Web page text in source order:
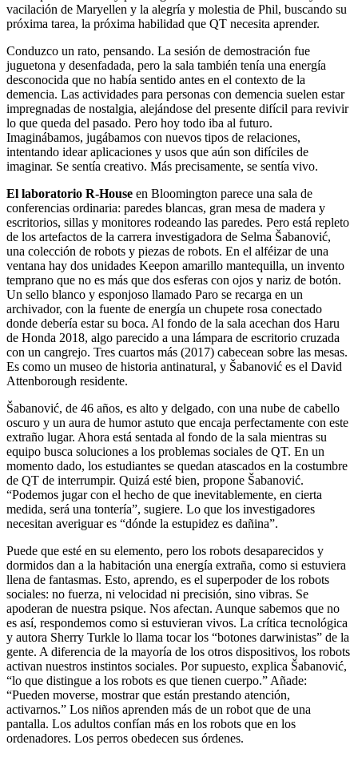
vacilación de Maryellen y la alegría y molestia de Phil, buscando su
próxima tarea, la próxima habilidad que QT necesita aprender.
Conduzco un rato, pensando. La sesión de demostración fue
juguetona y desenfadada, pero la sala también tenía una energía
desconocida que no había sentido antes en el contexto de la
demencia. Las actividades para personas con demencia suelen estar
impregnadas de nostalgia, alejándose del presente difícil para revivir
lo que queda del pasado. Pero hoy todo iba al futuro.
Imaginábamos, jugábamos con nuevos tipos de relaciones,
intentando idear aplicaciones y usos que aún son difíciles de
imaginar. Se sentía creativo. Más precisamente, se sentía vivo.
El laboratorio R-House en Bloomington parece una sala de
conferencias ordinaria: paredes blancas, gran mesa de madera y
escritorios, sillas y monitores rodeando las paredes. Pero está repleto
de los artefactos de la carrera investigadora de Selma Šabanović,
una colección de robots y piezas de robots. En el alféizar de una
ventana hay dos unidades Keepon amarillo mantequilla, un invento
temprano que no es más que dos esferas con ojos y nariz de botón.
Un sello blanco y esponjoso llamado Paro se recarga en un
archivador, con la fuente de energía un chupete rosa conectado
donde debería estar su boca. Al fondo de la sala acechan dos Haru
de Honda 2018, algo parecido a una lámpara de escritorio cruzada
con un cangrejo. Tres cuartos más (2017) cabecean sobre las mesas.
Es como un museo de historia antinatural, y Šabanović es el David
Attenborough residente.
Šabanović, de 46 años, es alto y delgado, con una nube de cabello
oscuro y un aura de humor astuto que encaja perfectamente con este
extraño lugar. Ahora está sentada al fondo de la sala mientras su
equipo busca soluciones a los problemas sociales de QT. En un
momento dado, los estudiantes se quedan atascados en la costumbre
de QT de interrumpir. Quizá esté bien, propone Šabanović.
“Podemos jugar con el hecho de que inevitablemente, en cierta
medida, será una tontería”, sugiere. Lo que los investigadores
necesitan averiguar es “dónde la estupidez es dañina”.
Puede que esté en su elemento, pero los robots desaparecidos y
dormidos dan a la habitación una energía extraña, como si estuviera
llena de fantasmas. Esto, aprendo, es el superpoder de los robots
sociales: no fuerza, ni velocidad ni precisión, sino vibras. Se
apoderan de nuestra psique. Nos afectan. Aunque sabemos que no
es así, respondemos como si estuvieran vivos. La crítica tecnológica
y autora Sherry Turkle lo llama tocar los “botones darwinistas” de la
gente. A diferencia de la mayoría de los otros dispositivos, los robots
activan nuestros instintos sociales. Por supuesto, explica Šabanović,
“lo que distingue a los robots es que tienen cuerpo.” Añade:
“Pueden moverse, mostrar que están prestando atención,
activarnos.” Los niños aprenden más de un robot que de una
pantalla. Los adultos confían más en los robots que en los
ordenadores. Los perros obedecen sus órdenes.